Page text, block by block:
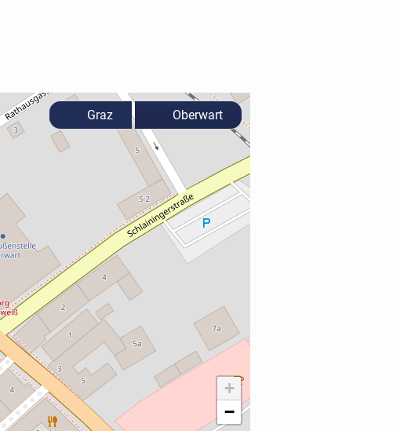
+
−
Graz Oberwart